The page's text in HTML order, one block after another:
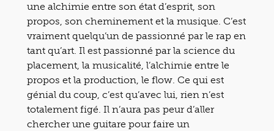
une alchimie entre son état d’esprit, son
propos, son cheminement et la musique. C’est
vraiment quelqu’un de passionné par le rap en
tant qu’art. Il est passionné par la science du
placement, la musicalité, l’alchimie entre le
propos et la production, le flow. Ce qui est
génial du coup, c’est qu’avec lui, rien n’est
totalement figé. Il n’aura pas peur d’aller
chercher une guitare pour faire un